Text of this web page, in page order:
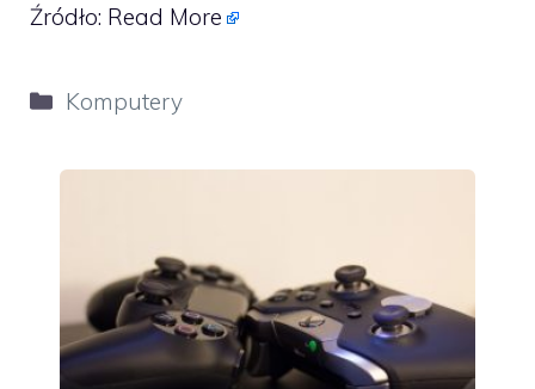
Źródło: Read More
Kategorie
Komputery